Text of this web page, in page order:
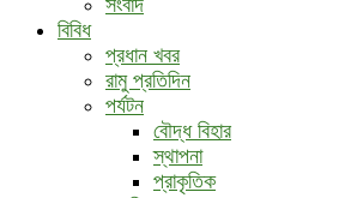
সংবাদ
বিবিধ
প্রধান খবর
রামু প্রতিদিন
পর্যটন
বৌদ্ধ ‍বিহার
স্থাপনা
প্রাকৃতিক